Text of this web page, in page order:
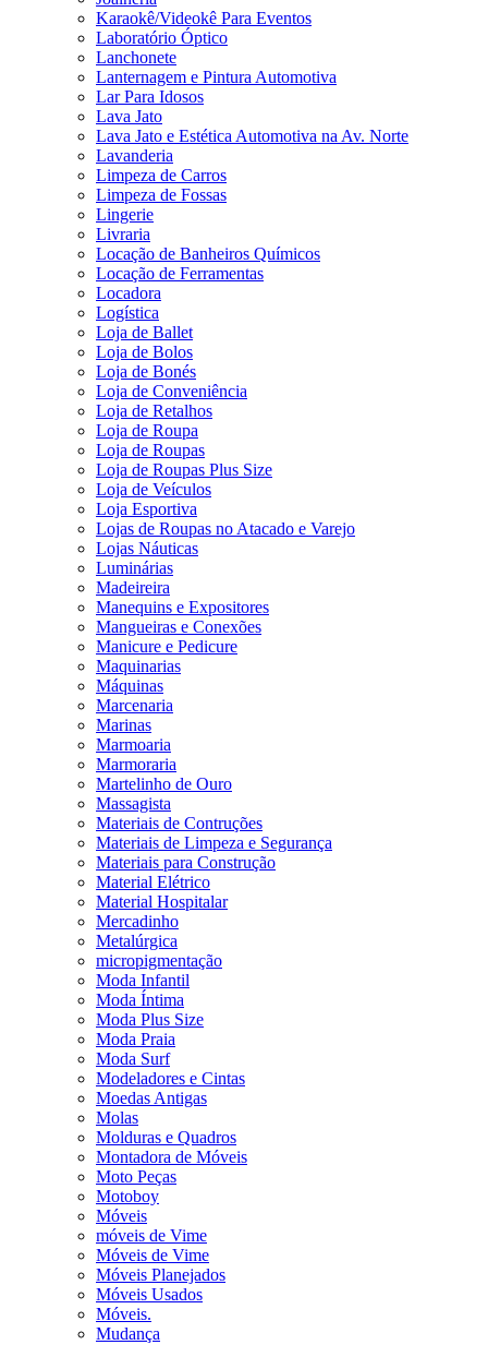
Karaokê/Videokê Para Eventos
Laboratório Óptico
Lanchonete
Lanternagem e Pintura Automotiva
Lar Para Idosos
Lava Jato
Lava Jato e Estética Automotiva na Av. Norte
Lavanderia
Limpeza de Carros
Limpeza de Fossas
Lingerie
Livraria
Locação de Banheiros Químicos
Locação de Ferramentas
Locadora
Logística
Loja de Ballet
Loja de Bolos
Loja de Bonés
Loja de Conveniência
Loja de Retalhos
Loja de Roupa
Loja de Roupas
Loja de Roupas Plus Size
Loja de Veículos
Loja Esportiva
Lojas de Roupas no Atacado e Varejo
Lojas Náuticas
Luminárias
Madeireira
Manequins e Expositores
Mangueiras e Conexões
Manicure e Pedicure
Maquinarias
Máquinas
Marcenaria
Marinas
Marmoaria
Marmoraria
Martelinho de Ouro
Massagista
Materiais de Contruções
Materiais de Limpeza e Segurança
Materiais para Construção
Material Elétrico
Material Hospitalar
Mercadinho
Metalúrgica
micropigmentação
Moda Infantil
Moda Íntima
Moda Plus Size
Moda Praia
Moda Surf
Modeladores e Cintas
Moedas Antigas
Molas
Molduras e Quadros
Montadora de Móveis
Moto Peças
Motoboy
Móveis
móveis de Vime
Móveis de Vime
Móveis Planejados
Móveis Usados
Móveis.
Mudança